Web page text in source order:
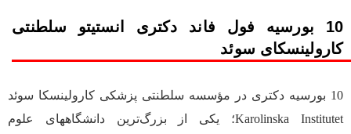
10 بورسیه فول فاند دکتری انستیتو سلطنتی
کارولینسکای سوئد
10 بورسیه دکتری در مؤسسه سلطنتی پزشکی کارولینسکا سوئد
Karolinska Institutet؛ یکی از بزرگ‌ترین دانشگاههای علوم